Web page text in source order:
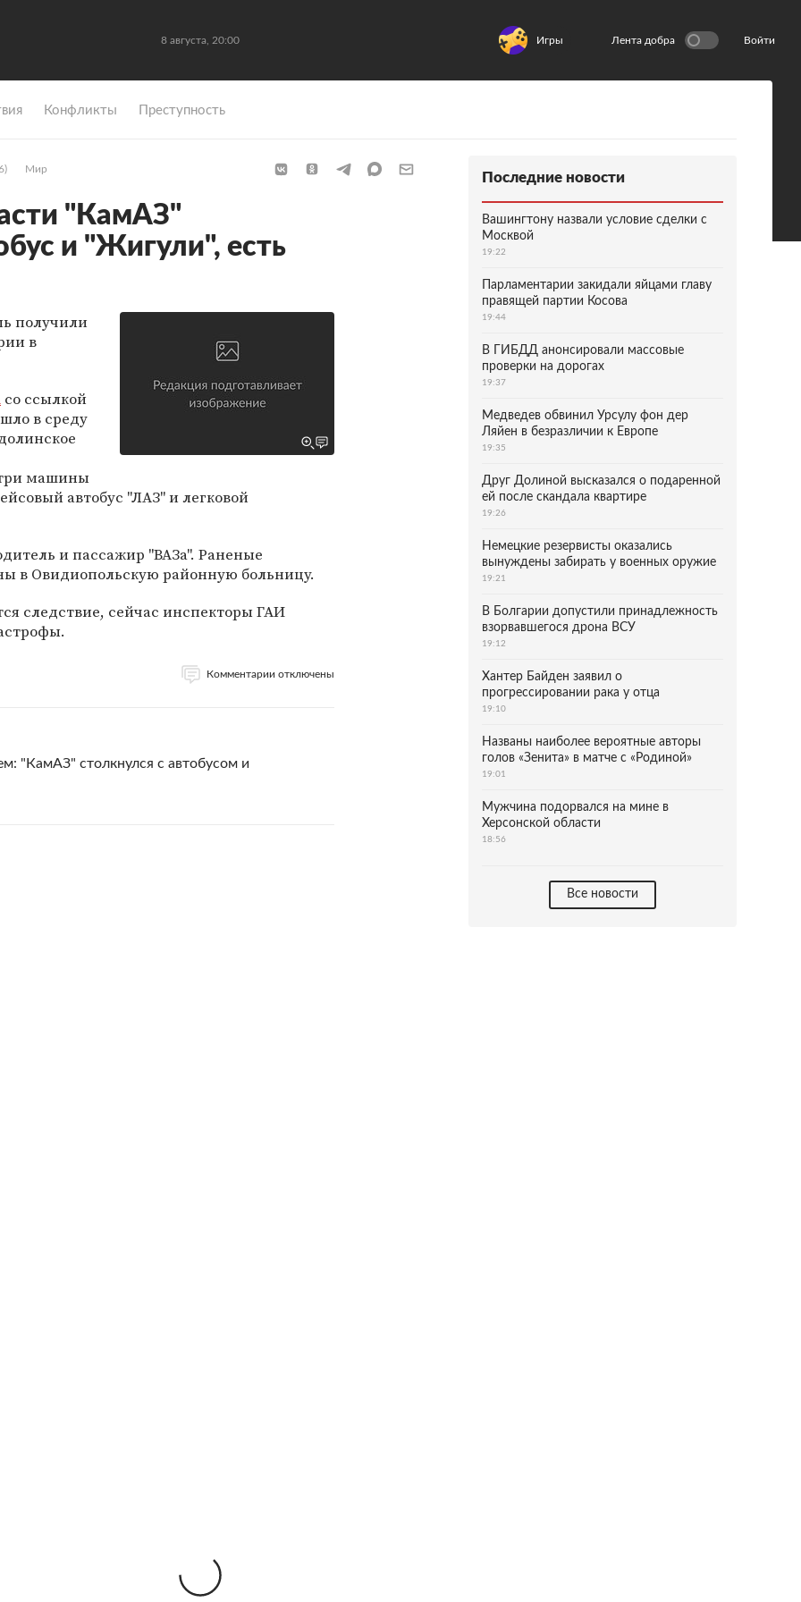
8 августа, 20:00 Игры Лента добра Войти
Конфликты Преступность
Мир
"КамАЗ"
и "Жигули", есть
получили
в
со ссылкой
в среду
три машины
автобус "ЛАЗ" и легковой
и пассажир "ВАЗа". Раненые
в Овидиопольскую районную больницу.
следствие, сейчас инспекторы ГАИ
Комментарии отключены
"КамАЗ" столкнулся с автобусом и
Последние новости
Вашингтону назвали условие сделки с
Москвой
19:22
Парламентарии закидали яйцами главу
правящей партии Косова
19:44
В ГИБДД анонсировали массовые
проверки на дорогах
19:37
Медведев обвинил Урсулу фон дер
Ляйен в безразличии к Европе
19:35
Друг Долиной высказался о подаренной
ей после скандала квартире
19:26
Немецкие резервисты оказались
вынуждены забирать у военных оружие
19:21
В Болгарии допустили принадлежность
взорвавшегося дрона ВСУ
19:12
Хантер Байден заявил о
прогрессировании рака у отца
19:10
Названы наиболее вероятные авторы
голов «Зенита» в матче с «Родиной»
19:01
Мужчина подорвался на мине в
Херсонской области
18:56
Все новости